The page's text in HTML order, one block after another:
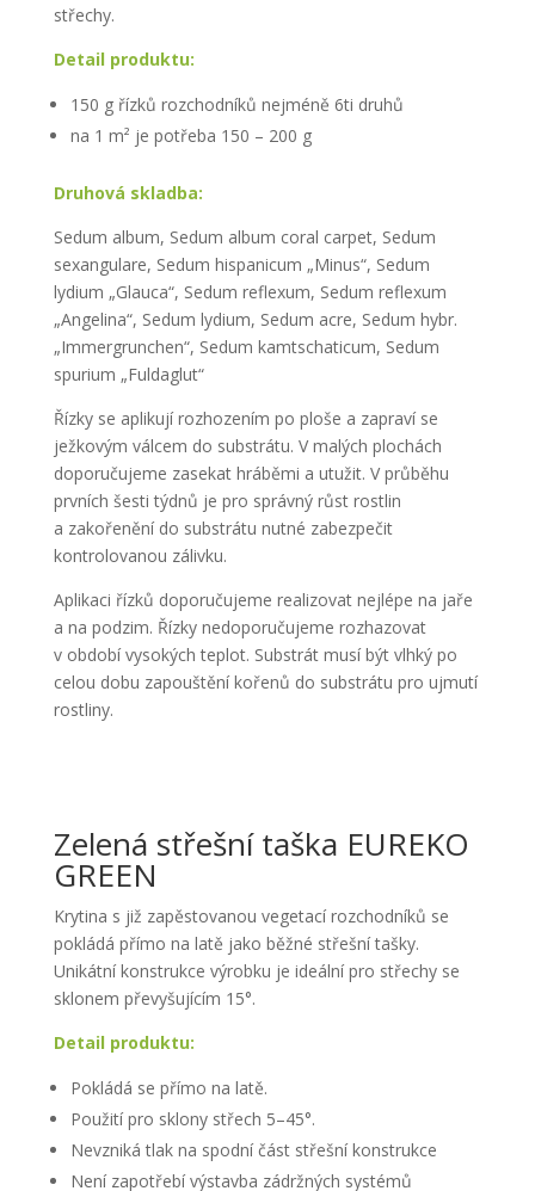
střechy.
Detail produktu:
150 g řízků rozchodníků nejméně 6ti druhů
na 1 m² je potřeba 150 – 200 g
Druhová skladba:
Sedum album, Sedum album coral carpet, Sedum
sexangulare, Sedum hispanicum „Minus“, Sedum
lydium „Glauca“, Sedum reflexum, Sedum reflexum
„Angelina“, Sedum lydium, Sedum acre, Sedum hybr.
„Immergrunchen“, Sedum kamtschaticum, Sedum
spurium „Fuldaglut“
Řízky se aplikují rozhozením po ploše a zapraví se
ježkovým válcem do substrátu. V malých plochách
doporučujeme zasekat hráběmi a utužit. V průběhu
prvních šesti týdnů je pro správný růst rostlin
a zakořenění do substrátu nutné zabezpečit
kontrolovanou zálivku.
Aplikaci řízků doporučujeme realizovat nejlépe na jaře
a na podzim. Řízky nedoporučujeme rozhazovat
v období vysokých teplot. Substrát musí být vlhký po
celou dobu zapouštění kořenů do substrátu pro ujmutí
rostliny.
Zelená střešní taška EUREKO
GREEN
Krytina s již zapěstovanou vegetací rozchodníků se
pokládá přímo na latě jako běžné střešní tašky.
Unikátní konstrukce výrobku je ideální pro střechy se
sklonem převyšujícím 15°.
Detail produktu:
Pokládá se přímo na latě.
Použití pro sklony střech 5–45°.
Nevzniká tlak na spodní část střešní konstrukce
Není zapotřebí výstavba zádržných systémů